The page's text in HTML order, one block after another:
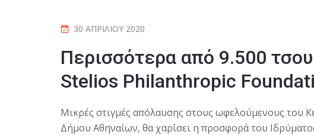
30 ΑΠΡΙΛΊΟΥ 2020
Περισσότερα από 9.500
Stelios Philanthropic
Mικρές στιγμές απόλαυσης στους ωφελούμενους του
Δήμου Αθηναίων, θα χαρίσει η προσφορά του